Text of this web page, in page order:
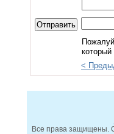
который
<
Все права защищены.